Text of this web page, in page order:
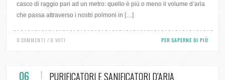
casco di raggio pari ad un metro: quello è più o meno il volume d’aria
che passa attraverso i nostri polmoni in […]
0 COMMENTI / 8 VOTI PER SAPERNE DI PIÙ
06 PURIFICATORI E SANIFICATORI D’ARIA